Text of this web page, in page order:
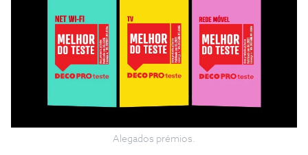
Alegados prémios.